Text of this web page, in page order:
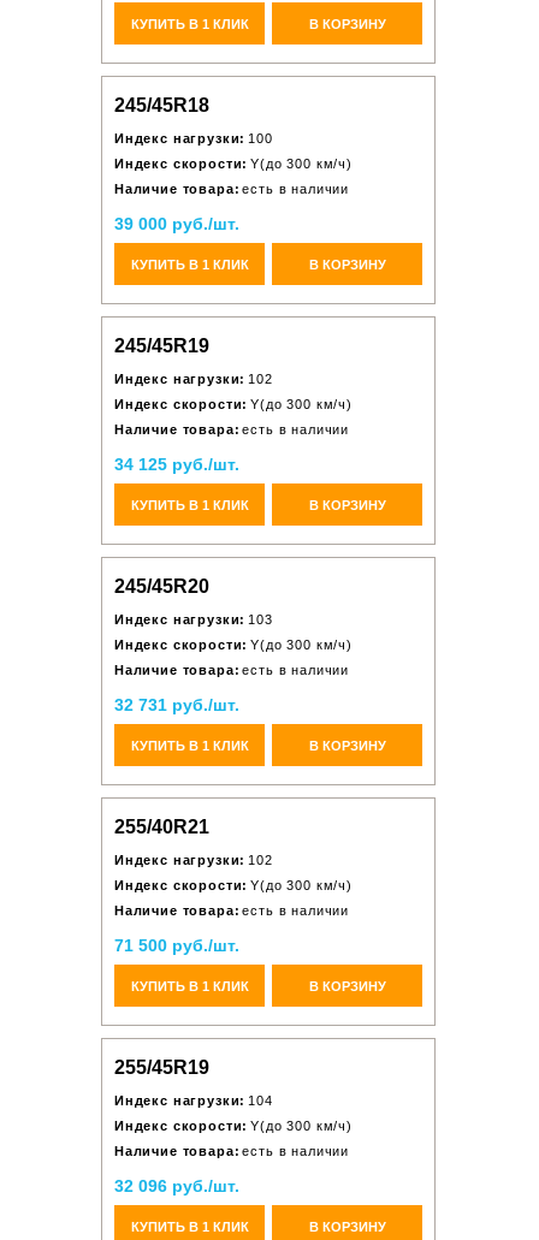
КУПИТЬ В 1 КЛИК В КОРЗИНУ
245/45R18
Индекс нагрузки: 100
Индекс скорости: Y(до 300 км/ч)
Наличие товара: есть в наличии
39 000 руб./шт.
КУПИТЬ В 1 КЛИК В КОРЗИНУ
245/45R19
Индекс нагрузки: 102
Индекс скорости: Y(до 300 км/ч)
Наличие товара: есть в наличии
34 125 руб./шт.
КУПИТЬ В 1 КЛИК В КОРЗИНУ
245/45R20
Индекс нагрузки: 103
Индекс скорости: Y(до 300 км/ч)
Наличие товара: есть в наличии
32 731 руб./шт.
КУПИТЬ В 1 КЛИК В КОРЗИНУ
255/40R21
Индекс нагрузки: 102
Индекс скорости: Y(до 300 км/ч)
Наличие товара: есть в наличии
71 500 руб./шт.
КУПИТЬ В 1 КЛИК В КОРЗИНУ
255/45R19
Индекс нагрузки: 104
Индекс скорости: Y(до 300 км/ч)
Наличие товара: есть в наличии
32 096 руб./шт.
КУПИТЬ В 1 КЛИК В КОРЗИНУ